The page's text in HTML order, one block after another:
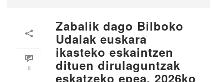
0
Zabalik dago Bilboko
Udalak euskara
ikasteko eskaintzen
dituen dirulaguntzak
eskatzeko epea, 2026ko